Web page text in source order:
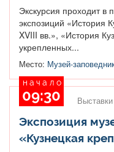
Экскурсия проходит в
экспозиций «История
XVIII вв.», «История
укрепленных...
Место: Музей-
начало
09:30 Выставки
Экспозиция
«Кузнецкая